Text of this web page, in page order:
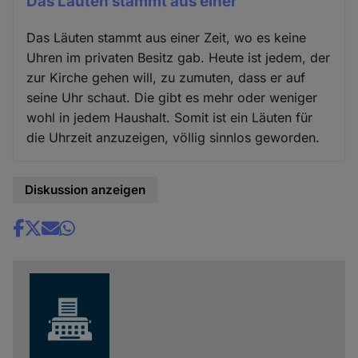
Das Läuten stammt aus einer Zeit, wo es keine
Uhren im privaten Besitz gab. Heute ist jedem, der
zur Kirche gehen will, zu zumuten, dass er auf
seine Uhr schaut. Die gibt es mehr oder weniger
wohl in jedem Haushalt. Somit ist ein Läuten für
die Uhrzeit anzuzeigen, völlig sinnlos geworden.
Diskussion anzeigen
Share